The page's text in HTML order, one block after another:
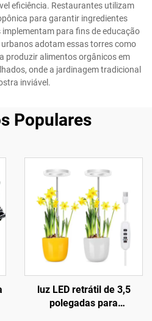
eficiência. Restaurantes utilizam
para garantir ingredientes
para fins de educação
adotam essas torres como
produzir alimentos orgânicos em
onde a jardinagem tradicional
inviável.
Populares
luz LED retrátil de 3,5
polegadas para